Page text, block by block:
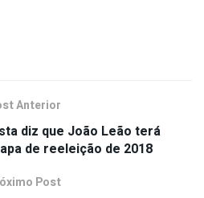
Anterior
diz que João Leão terá
de reeleição de 2018
Post